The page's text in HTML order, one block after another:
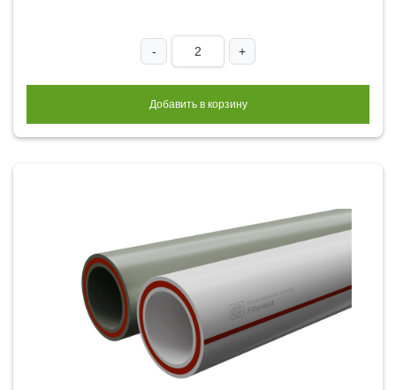
- +
Добавить в корзину